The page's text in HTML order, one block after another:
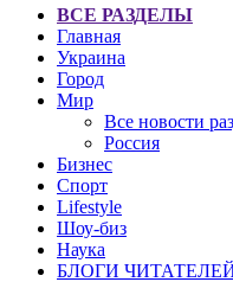
ВСЕ РАЗДЕЛЫ
Главная
Украина
Город
Мир
Все новости
Россия
Бизнес
Спорт
Lifestyle
Шоу-биз
Наука
БЛОГИ